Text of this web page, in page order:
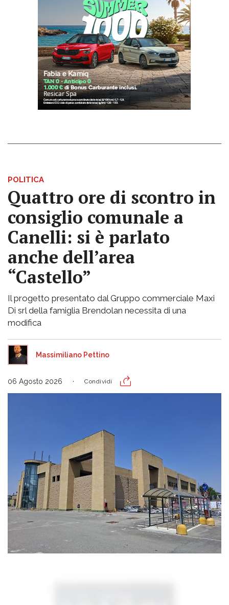
POLITICA
Quattro ore di scontro in
consiglio comunale a
Canelli: si è parlato
anche dell’area
“Castello”
Il progetto presentato dal Gruppo commerciale Maxi
Di srl della famiglia Brendolan necessita di una
modifica
Massimiliano Pettino
06 Agosto 2026 Condividi